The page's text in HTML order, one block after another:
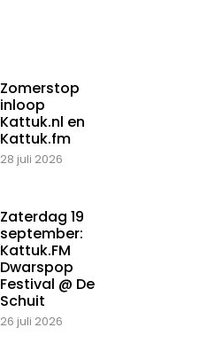
Zomerstop
inloop
Kattuk.nl en
Kattuk.fm
28 juli 2026
Zaterdag 19
september:
Kattuk.FM
Dwarspop
Festival @ De
Schuit
26 juli 2026